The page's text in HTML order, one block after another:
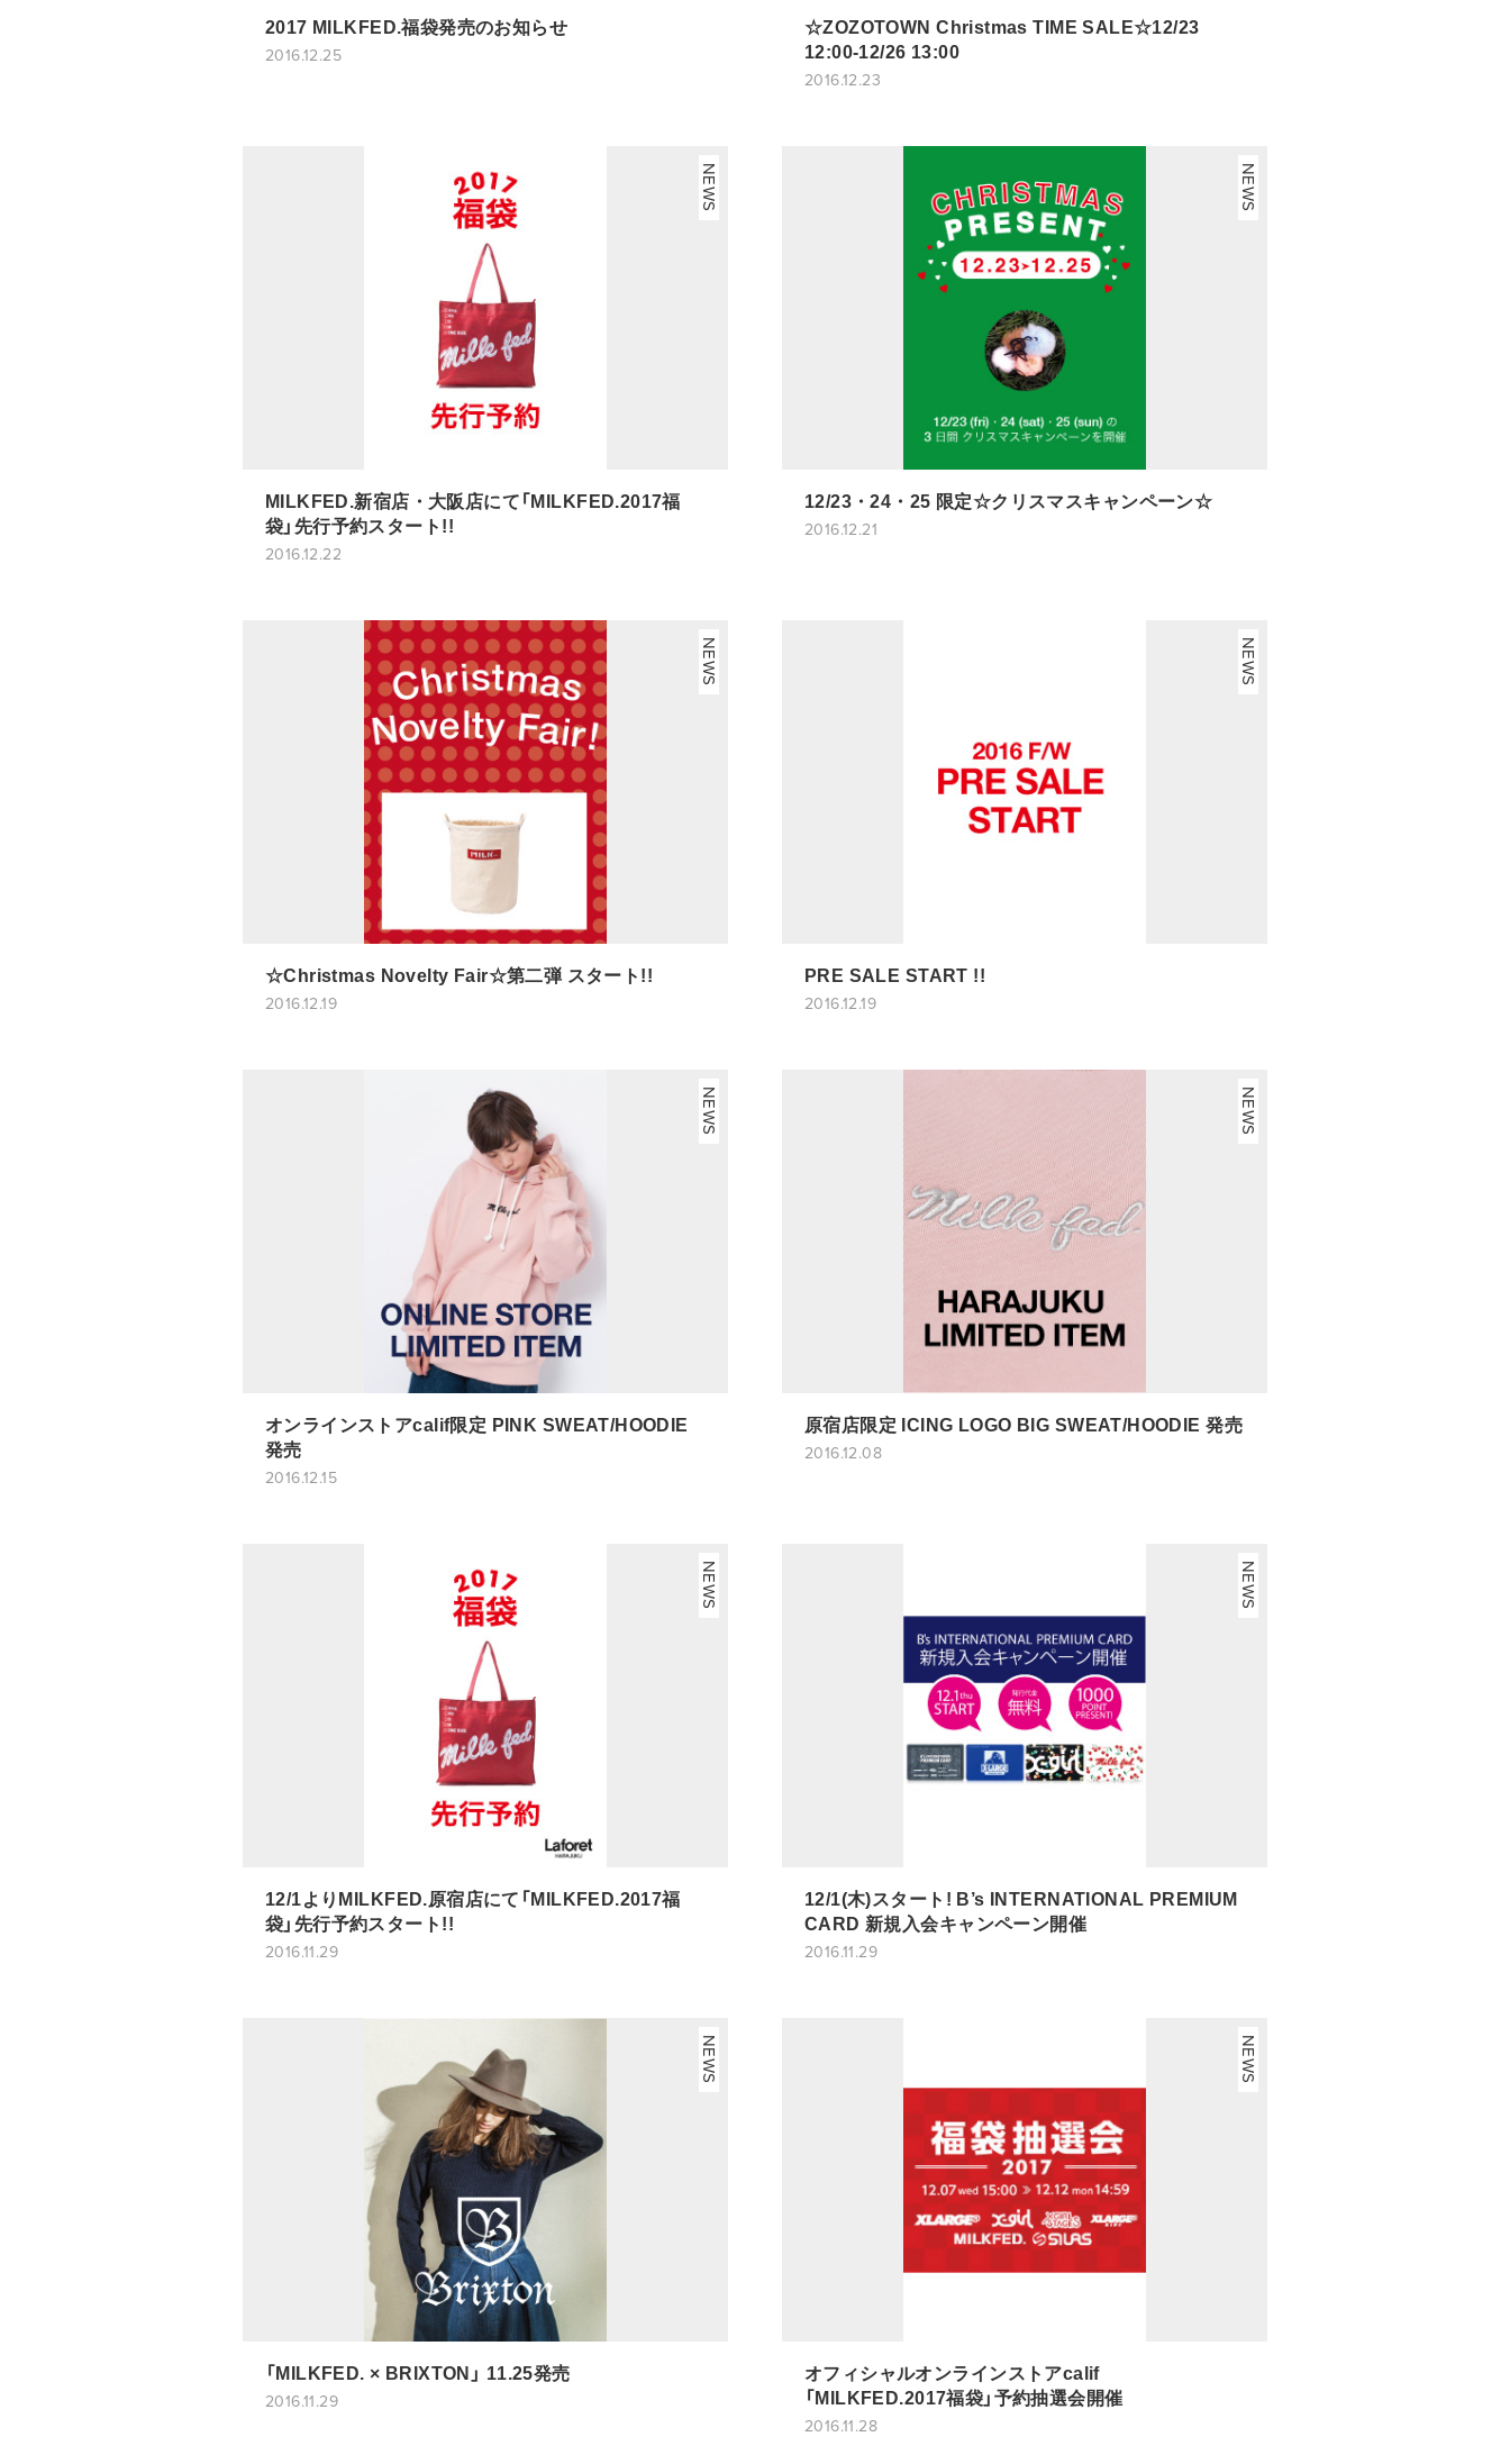
2017 MILKFED.福袋発売のお知らせ
2016.12.25
☆ZOZOTOWN Christmas TIME SALE☆12/23
12:00-12/26 13:00
2016.12.23
NEWS
MILKFED.新宿店・大阪店にて「MILKFED.2017福
袋」先行予約スタート!!
2016.12.22
NEWS
12/23・24・25 限定☆クリスマスキャンペーン☆
2016.12.21
NEWS
☆Christmas Novelty Fair☆第二弾 スタート!!
2016.12.19
NEWS
PRE SALE START !!
2016.12.19
NEWS
オンラインストアcalif限定 PINK SWEAT/HOODIE
発売
2016.12.15
NEWS
原宿店限定 ICING LOGO BIG SWEAT/HOODIE 発売
2016.12.08
NEWS
12/1よりMILKFED.原宿店にて「MILKFED.2017福
袋」先行予約スタート!!
2016.11.29
NEWS
12/1(木)スタート! B’s INTERNATIONAL PREMIUM
CARD 新規入会キャンペーン開催
2016.11.29
NEWS
「MILKFED. × BRIXTON」 11.25発売
2016.11.29
NEWS
オフィシャルオンラインストアcalif
「MILKFED.2017福袋」予約抽選会開催
2016.11.28